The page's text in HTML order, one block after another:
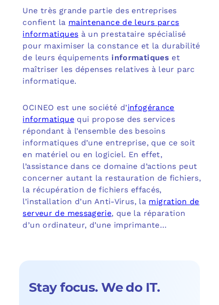
Une très grande partie des entreprises
confient la maintenance de leurs parcs
informatiques à un prestataire spécialisé
pour maximiser la constance et la durabilité
de leurs équipements informatiques et
maîtriser les dépenses relatives à leur parc
informatique.
OCINEO est une société d’infogérance
informatiquequi propose des services
répondant à l’ensemble des besoins
informatiques d’une entreprise, que ce soit
en matériel ou en logiciel. En effet,
l’assistance dans ce domaine d’actions peut
concerner autant la restauration de fichiers,
la récupération de fichiers effacés,
l’installation d’un Anti-Virus, la migration de
serveur de messagerie, que la réparation
d’un ordinateur, d’une imprimante…
Stay focus. We do IT.